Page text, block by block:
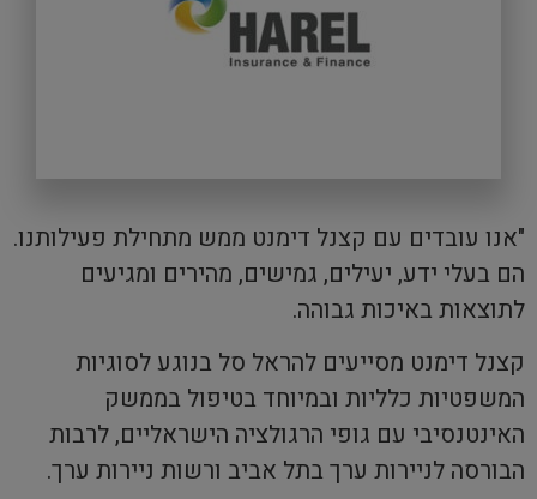
"אנו עובדים עם קצנל דימנט ממש מתחילת פעילותנו.
הם בעלי ידע, יעילים, גמישים, מהירים ומגיעים
לתוצאות באיכות גבוהה.
קצנל דימנט מסייעים להראל סל בנוגע לסוגיות
המשפטיות כלליות ובמיוחד בטיפול בממשק
האינטנסיבי עם גופי הרגולציה הישראליים, לרבות
הבורסה לניירות ערך בתל אביב ורשות ניירות ערך.